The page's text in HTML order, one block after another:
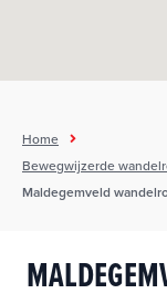
u
Home
Bewegwijzerde
Maldegemveld